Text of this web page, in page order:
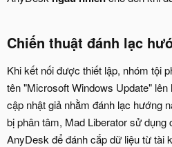
Chiến thuật đánh lạc
Khi kết nối được thiết lập, nhóm tội
tên "Microsoft Windows Update"
cập nhật giả nhằm đánh lạc hướng
bị phân tâm, Mad Liberator sử dụng
AnyDesk để đánh cắp dữ liệu từ tài